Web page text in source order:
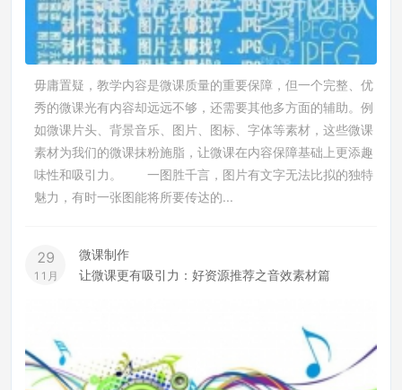
毋庸置疑，教学内容是微课质量的重要保障，但一个完整、优
秀的微课光有内容却远远不够，还需要其他多方面的辅助。例
如微课片头、背景音乐、图片、图标、字体等素材，这些微课
素材为我们的微课抹粉施脂，让微课在内容保障基础上更添趣
味性和吸引力。 一图胜千言，图片有文字无法比拟的独特
魅力，有时一张图能将所要传达的...
29
11月
微课制作
让微课更有吸引力：好资源推荐之音效素材篇